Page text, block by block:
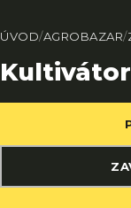
ÚVOD/AGROBAZAR/
Kultivátor